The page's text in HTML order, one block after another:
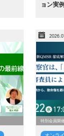
ョン実
特別会員開